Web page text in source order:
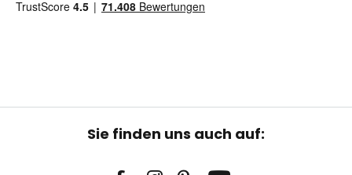
Sie finden uns auch auf: